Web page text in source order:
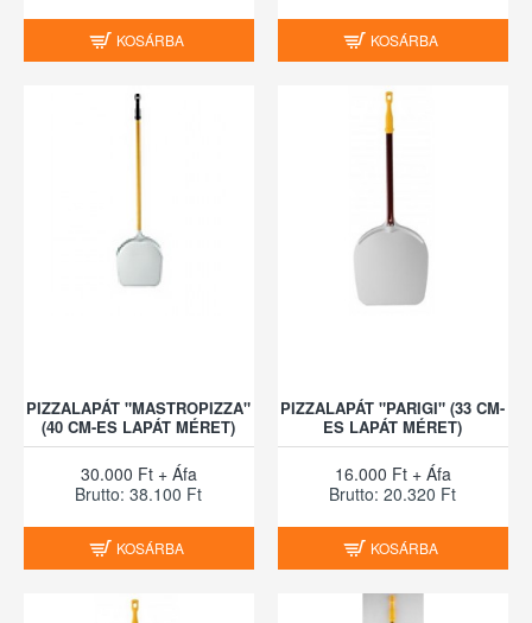
KOSÁRBA KOSÁRBA
PIZZALAPÁT "MASTROPIZZA"
(40 CM-ES LAPÁT MÉRET)
30.000 Ft + Áfa
Brutto: 38.100 Ft
KOSÁRBA
PIZZALAPÁT "PARIGI" (33 CM-
ES LAPÁT MÉRET)
16.000 Ft + Áfa
Brutto: 20.320 Ft
KOSÁRBA